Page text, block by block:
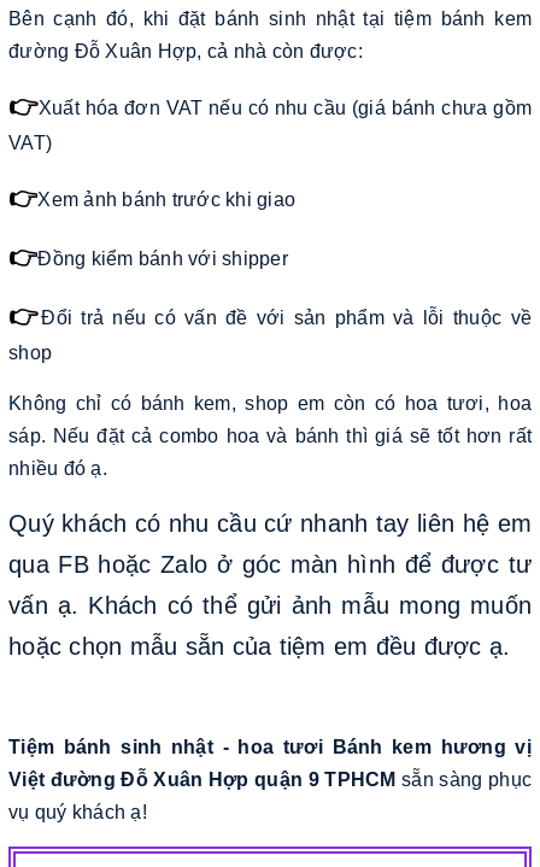
Bên cạnh đó, khi đặt bánh sinh nhật tại tiệm bánh kem
đường Đỗ Xuân Hợp, cả nhà còn được:
👉Xuất hóa đơn VAT nếu có nhu cầu (giá bánh chưa gồm
VAT)
👉Xem ảnh bánh trước khi giao
👉Đồng kiểm bánh với shipper
👉Đổi trả nếu có vấn đề với sản phẩm và lỗi thuộc về
shop
Không chỉ có bánh kem, shop em còn có hoa tươi, hoa
sáp. Nếu đặt cả combo hoa và bánh thì giá sẽ tốt hơn rất
nhiều đó ạ.
Quý khách có nhu cầu cứ nhanh tay liên hệ em
qua FB hoặc Zalo ở góc màn hình để được tư
vấn ạ. Khách có thể gửi ảnh mẫu mong muốn
hoặc chọn mẫu sẵn của tiệm em đều được ạ.
Tiệm bánh sinh nhật - hoa tươi Bánh kem hương vị
Việt đường Đỗ Xuân Hợp quận 9 TPHCM sẵn sàng phục
vụ quý khách ạ!